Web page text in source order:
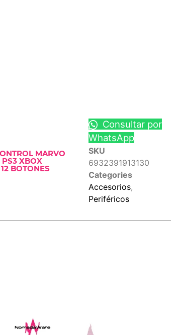
MARVO
PS3 XBOX
BOTONES
Consultar por
WhatsApp
SKU
6932391913130
Categories
Accesorios,
Periféricos